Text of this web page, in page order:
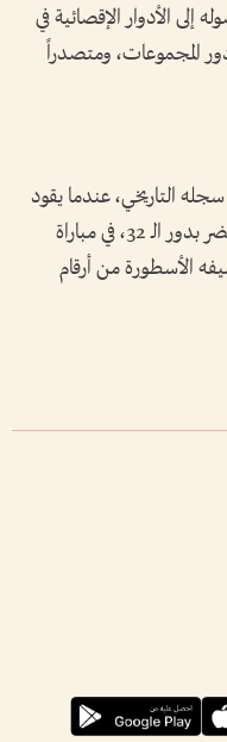
إلى الأدوار الإقصائية في
المجموعات، ومتصدراً
التاريخي، عندما يقود
منتخب الأرجنتين في مواجهة الرأس الأخضر بدور الـ 32، في مباراة
الأسطورة من أرقام